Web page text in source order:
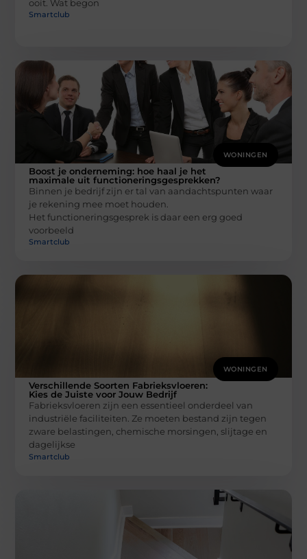
ooit. Wat begon
Smartclub
WONINGEN
Boost je onderneming: hoe haal je het
maximale uit functioneringsgesprekken?
Binnen je bedrijf zijn er tal van aandachtspunten waar
je rekening mee moet houden.
Het functioneringsgesprek is daar een erg goed
voorbeeld
Smartclub
WONINGEN
Verschillende Soorten Fabrieksvloeren:
Kies de Juiste voor Jouw Bedrijf
Fabrieksvloeren zijn een essentieel onderdeel van
industriële faciliteiten. Ze moeten bestand zijn tegen
zware belastingen, chemische morsingen, slijtage en
dagelijkse
Smartclub